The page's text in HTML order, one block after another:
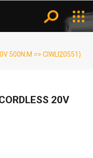
500N.M => CIWLI20551)
20V